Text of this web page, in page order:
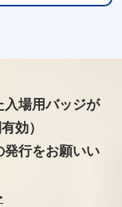
場用バッジが
効）
行をお願いい